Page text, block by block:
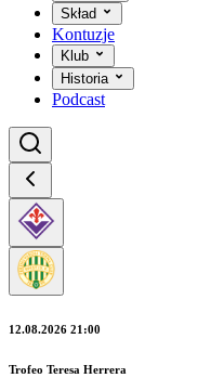
Skład
Kontuzje
Klub
Historia
Podcast
12.08.2026 21:00
Trofeo Teresa Herrera